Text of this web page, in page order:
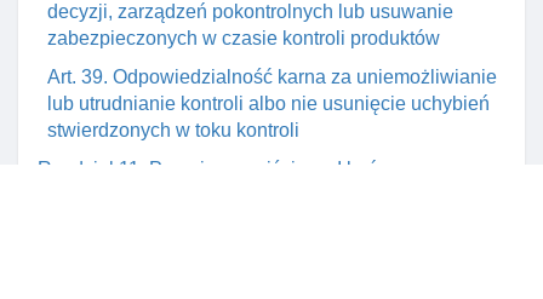
decyzji, zarządzeń pokontrolnych lub usuwanie
zabezpieczonych w czasie kontroli produktów
Art. 39. Odpowiedzialność karna za uniemożliwianie
lub utrudnianie kontroli albo nie usunięcie uchybień
stwierdzonych w toku kontroli
Rozdział 11. Przepisy przejściowe I końcowe